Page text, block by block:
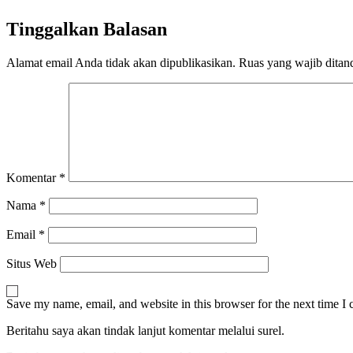
Tinggalkan Balasan
Alamat email Anda tidak akan dipublikasikan. Ruas yang wajib
Komentar *
Nama *
Email *
Situs Web
Save my name, email, and website in this browser for the next time I
Beritahu saya akan tindak lanjut komentar melalui surel.